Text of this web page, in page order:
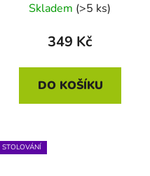
Skladem (>5 ks)
349 Kč
DO KOŠÍKU
STOLOVÁNÍ